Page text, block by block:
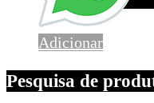
Adicionar
Pesquisa de